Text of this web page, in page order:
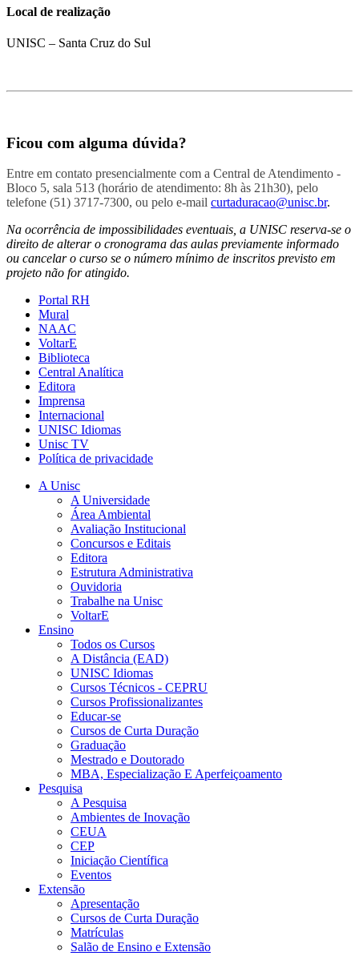
Local de realização
UNISC – Santa Cruz do Sul
Ficou com alguma dúvida?
Entre em contato presencialmente com a Central de Atendimento -
Bloco 5, sala 513 (horário de atendimento: 8h às 21h30), pelo
telefone (51) 3717-7300, ou pelo e-mail curtaduracao@unisc.br.
Na ocorrência de impossibilidades eventuais, a UNISC reserva-se o
direito de alterar o cronograma das aulas previamente informado
ou cancelar o curso se o número mínimo de inscritos previsto em
projeto não for atingido.
Portal RH
Mural
NAAC
VoltarE
Biblioteca
Central Analítica
Editora
Imprensa
Internacional
UNISC Idiomas
Unisc TV
Política de privacidade
A Unisc
A Universidade
Área Ambiental
Avaliação Institucional
Concursos e Editais
Editora
Estrutura Administrativa
Ouvidoria
Trabalhe na Unisc
VoltarE
Ensino
Todos os Cursos
A Distância (EAD)
UNISC Idiomas
Cursos Técnicos - CEPRU
Cursos Profissionalizantes
Educar-se
Cursos de Curta Duração
Graduação
Mestrado e Doutorado
MBA, Especialização E Aperfeiçoamento
Pesquisa
A Pesquisa
Ambientes de Inovação
CEUA
CEP
Iniciação Científica
Eventos
Extensão
Apresentação
Cursos de Curta Duração
Matrículas
Salão de Ensino e Extensão